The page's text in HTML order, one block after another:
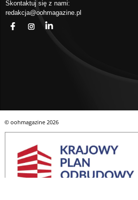
Skontaktuj się z nami:
redakcja@oohmagazine.pl
© oohmagazine2026